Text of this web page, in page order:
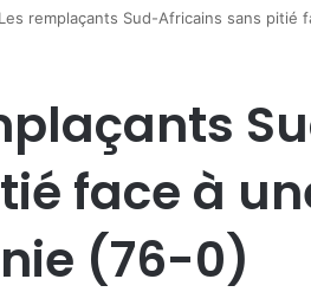
Les remplaçants Sud-Africains sans pitié
face à
(76-0)